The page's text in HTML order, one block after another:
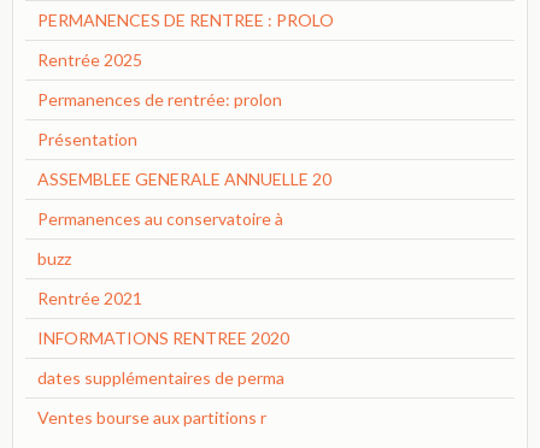
PERMANENCES DE RENTREE : PROLO
Rentrée 2025
Permanences de rentrée: prolon
Présentation
ASSEMBLEE GENERALE ANNUELLE 20
Permanences au conservatoire à
buzz
Rentrée 2021
INFORMATIONS RENTREE 2020
dates supplémentaires de perma
Ventes bourse aux partitions r